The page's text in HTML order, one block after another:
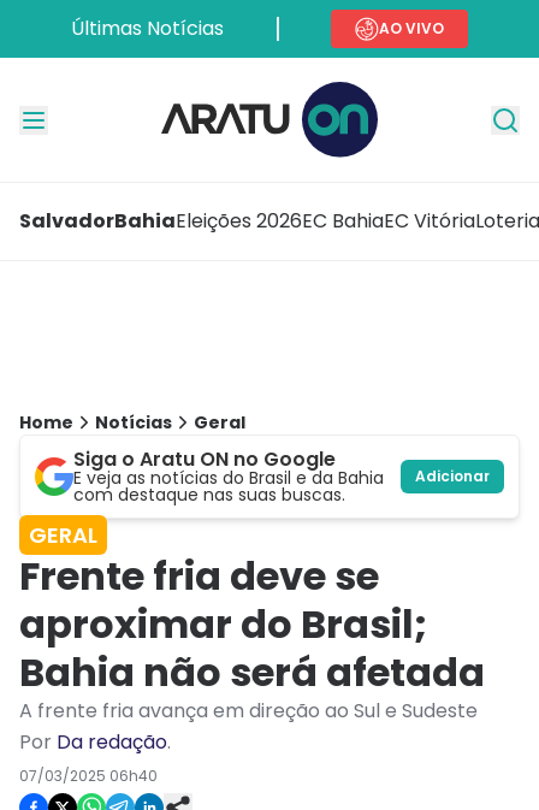
Últimas Notícias AO VIVO
SalvadorBahiaEleições 2026EC BahiaEC Vitória
Home Notícias Geral
Siga o Aratu ON no Google
E veja as notícias do Brasil e da Bahia
com destaque nas suas buscas.
Adicionar
GERAL
Frente fria deve se
aproximar do Brasil;
Bahia não será afetada
A frente fria avança em direção ao Sul e Sudeste
Por Da redação.
07/03/2025 06h40